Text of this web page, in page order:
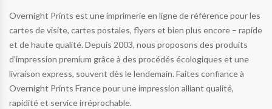
Overnight Prints est une imprimerie en ligne de référence pour les
cartes de visite, cartes postales, flyers et bien plus encore – rapide
et de haute qualité. Depuis 2003, nous proposons des produits
d’impression premium grâce à des procédés écologiques et une
livraison express, souvent dès le lendemain. Faites confiance à
Overnight Prints France pour une impression alliant qualité,
rapidité et service irréprochable.